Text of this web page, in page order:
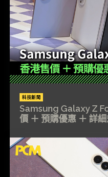
科技新聞
Samsung Galaxy Z
價 ＋ 預購優惠 ＋ 詳